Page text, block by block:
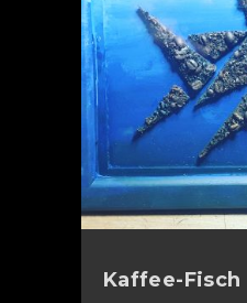
Kaffee-Fisch